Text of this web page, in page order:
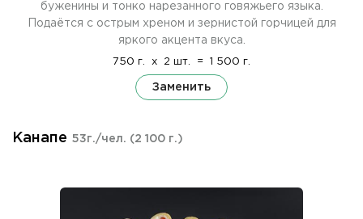
буженины и тонко нарезанного говяжьего языка.
Подаётся с острым хреном и зернистой горчицей для
яркого акцента вкуса.
750 г. x 2 шт. = 1 500 г.
Заменить
Канапе 53г./чел. (2 100 г.)